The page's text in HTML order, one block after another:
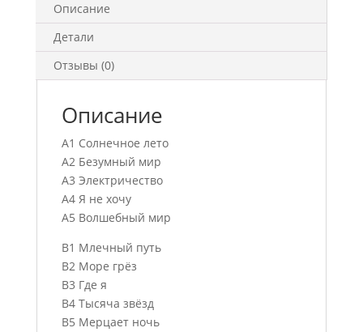
Описание
Детали
Отзывы (0)
Описание
A1 Солнечное лето
A2 Безумный мир
A3 Электричество
A4 Я не хочу
A5 Волшебный мир
B1 Млечный путь
B2 Море грёз
B3 Где я
B4 Тысяча звёзд
B5 Мерцает ночь